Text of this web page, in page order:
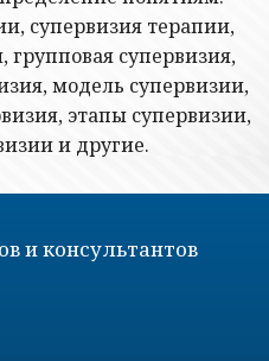
супервизия терапии,
групповая супервизия,
модель супервизии,
этапы супервизии,
и другие.
и консультантов